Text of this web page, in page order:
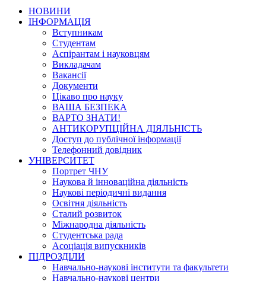
НОВИНИ
ІНФОРМАЦІЯ
Вступникам
Студентам
Аспірантам і науковцям
Викладачам
Вакансії
Документи
Цікаво про науку
ВАША БЕЗПЕКА
ВАРТО ЗНАТИ!
АНТИКОРУПЦІЙНА ДІЯЛЬНІСТЬ
Доступ до публічної інформації
Телефонний довідник
УНІВЕРСИТЕТ
Портрет ЧНУ
Наукова й інноваційна діяльність
Наукові періодичні видання
Освітня діяльність
Сталий розвиток
Міжнародна діяльність
Студентська рада
Асоціація випускників
ПІДРОЗДІЛИ
Навчально-наукові інститути та факультети
Навчально-наукові центри